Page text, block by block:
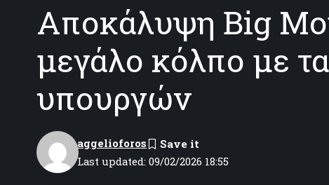
Αποκάλυψη Big
μεγάλο κόλπο με
υπουργών
Last updated: 09/02/2026 18:55
aggelioforos